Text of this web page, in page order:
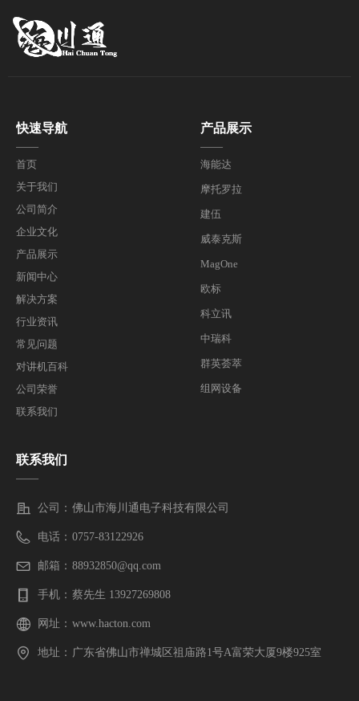
快速导航
——
首页
关于我们
公司简介
企业文化
产品展示
新闻中心
解决方案
行业资讯
常见问题
对讲机百科
公司荣誉
联系我们
海能达
摩托罗拉
建伍
威泰克斯
MagOne
欧标
科立讯
中瑞科
群英荟萃
组网设备
产品展示
——
联系我们
——
公司： 佛山市海川通电子科技有限公司
电话： 0757-83122926
邮箱： 88932850@qq.com
手机： 蔡先生 13927269808
网址： www.hacton.com
地址： 广东省佛山市禅城区祖庙路1号A富荣大厦9楼925室